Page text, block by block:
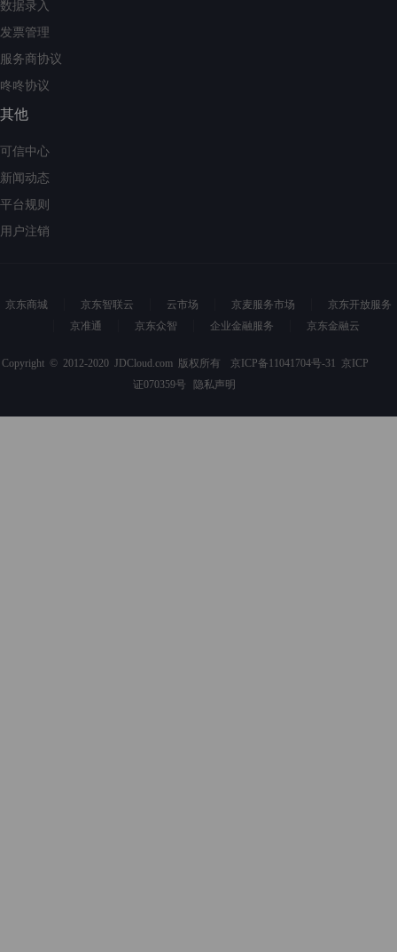
数据录入
发票管理
服务商协议
咚咚协议
其他
可信中心
新闻动态
平台规则
用户注销
京东商城 京东智联云 云市场 京麦服务市场
京东开放服务
京准通
京东众智 企业金融服务 京东金融云
Copyright © 2012-2020 JDCloud.com 版权所有 京ICP备11041704号-31 京ICP
证070359号
隐私声明